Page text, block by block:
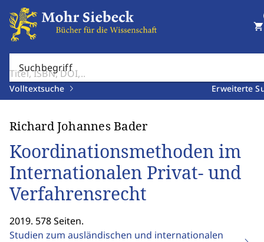
Suchbegriff
Volltextsuche Erweiterte
shopping_cart
Richard Johannes Bader
Koordinationsmethoden im
Internationalen Privat- und
Verfahrensrecht
2019. 578 Seiten.
Studien zum ausländischen und internationalen